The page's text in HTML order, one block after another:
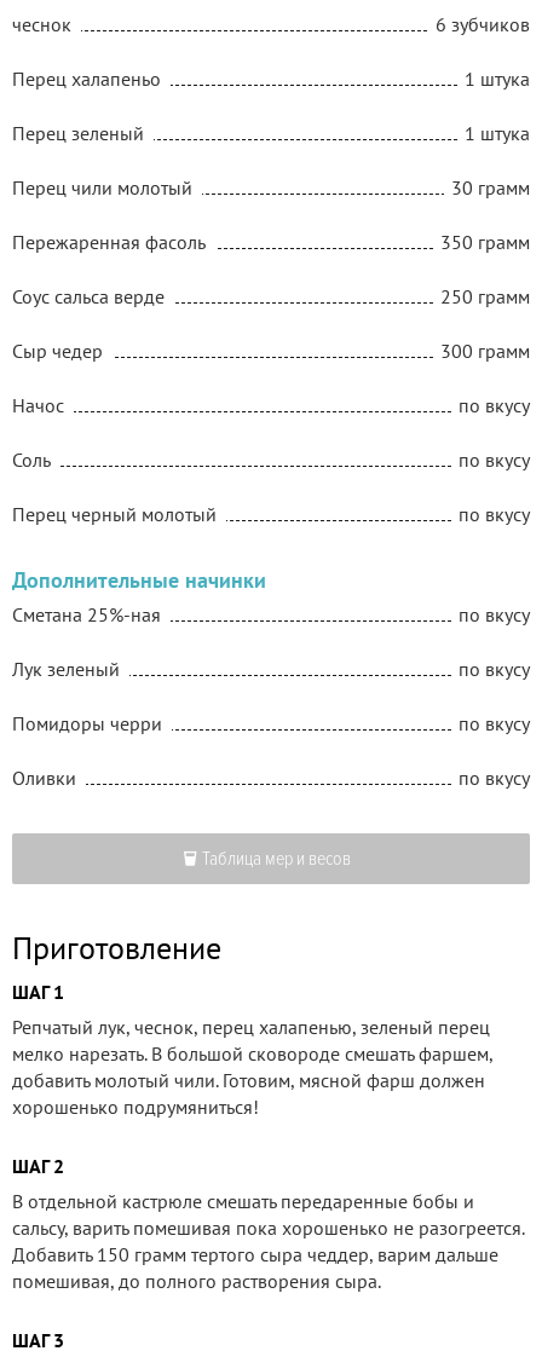
чеснок 6 зубчиков
Перец халапеньо 1 штука
Перец зеленый 1 штука
Перец чили молотый 30 грамм
Пережаренная фасоль 350 грамм
Соус сальса верде 250 грамм
Сыр чедер 300 грамм
Начос по вкусу
Соль по вкусу
Перец черный молотый по вкусу
Дополнительные начинки
Сметана 25%-ная по вкусу
Лук зеленый по вкусу
Помидоры черри по вкусу
Оливки по вкусу
Таблица мер и весов
Приготовление
ШАГ 1
Репчатый лук, чеснок, перец халапенью, зеленый перец
мелко нарезать. В большой сковороде смешать фаршем,
добавить молотый чили. Готовим, мясной фарш должен
хорошенько подрумяниться!
ШАГ 2
В отдельной кастрюле смешать передаренные бобы и
сальсу, варить помешивая пока хорошенько не разогреется.
Добавить 150 грамм тертого сыра чеддер, варим дальше
помешивая, до полного растворения сыра.
ШАГ 3